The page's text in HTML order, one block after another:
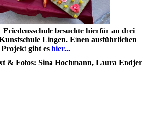
Friedensschule besuchte hierfür an drei
Lingen. Einen ausführlichen
Projekt gibt eshier...
& Fotos: Sina Hochmann, Laura Endjer